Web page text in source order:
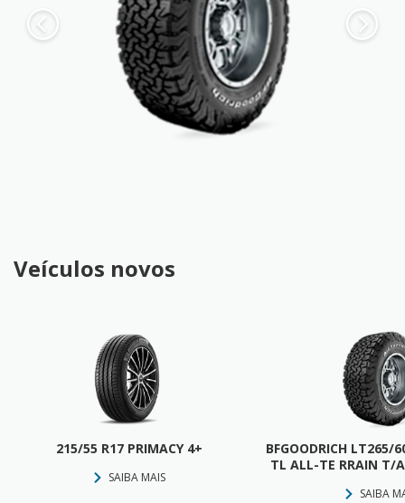
Veículos novos
215/55 R17 PRIMACY 4+
SAIBA MAIS
BFGOODRICH LT265/
TL ALL-TE RRAIN T/
SAIBA